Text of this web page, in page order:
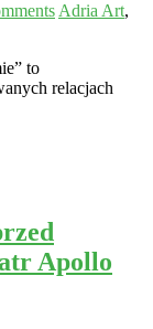
Adria Art,
to
relacjach
Apollo